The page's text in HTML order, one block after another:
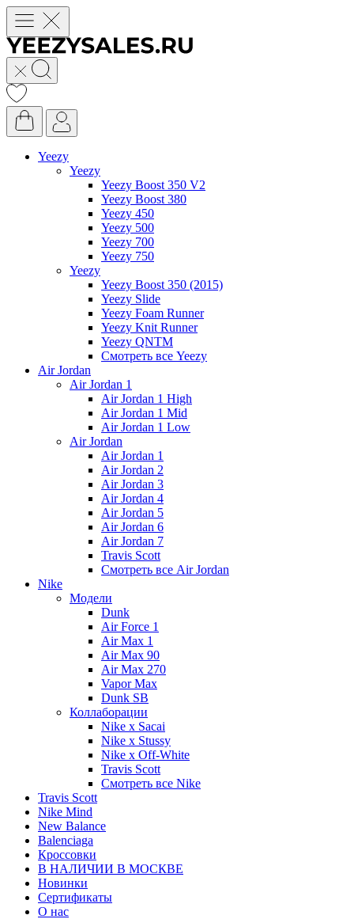
Yeezy
Yeezy
Yeezy Boost 350 V2
Yeezy Boost 380
Yeezy 450
Yeezy 500
Yeezy 700
Yeezy 750
Yeezy
Yeezy Boost 350 (2015)
Yeezy Slide
Yeezy Foam Runner
Yeezy Knit Runner
Yeezy QNTM
Смотреть все Yeezy
Air Jordan
Air Jordan 1
Air Jordan 1 High
Air Jordan 1 Mid
Air Jordan 1 Low
Air Jordan
Air Jordan 1
Air Jordan 2
Air Jordan 3
Air Jordan 4
Air Jordan 5
Air Jordan 6
Air Jordan 7
Travis Scott
Смотреть все Air Jordan
Nike
Модели
Dunk
Air Force 1
Air Max 1
Air Max 90
Air Max 270
Vapor Max
Dunk SB
Коллаборации
Nike x Sacai
Nike x Stussy
Nike x Off-White
Travis Scott
Смотреть все Nike
Travis Scott
Nike Mind
New Balance
Balenciaga
Кроссовки
В НАЛИЧИИ В МОСКВЕ
Новинки
Сертификаты
О нас